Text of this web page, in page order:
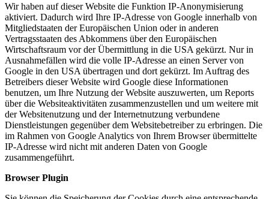
Wir haben auf dieser Website die Funktion IP-Anonymisierung
aktiviert. Dadurch wird Ihre IP-Adresse von Google innerhalb von
Mitgliedstaaten der Europäischen Union oder in anderen
Vertragsstaaten des Abkommens über den Europäischen
Wirtschaftsraum vor der Übermittlung in die USA gekürzt. Nur in
Ausnahmefällen wird die volle IP-Adresse an einen Server von
Google in den USA übertragen und dort gekürzt. Im Auftrag des
Betreibers dieser Website wird Google diese Informationen
benutzen, um Ihre Nutzung der Website auszuwerten, um Reports
über die Websiteaktivitäten zusammenzustellen und um weitere mit
der Websitenutzung und der Internetnutzung verbundene
Dienstleistungen gegenüber dem Websitebetreiber zu erbringen. Die
im Rahmen von Google Analytics von Ihrem Browser übermittelte
IP-Adresse wird nicht mit anderen Daten von Google
zusammengeführt.
Browser Plugin